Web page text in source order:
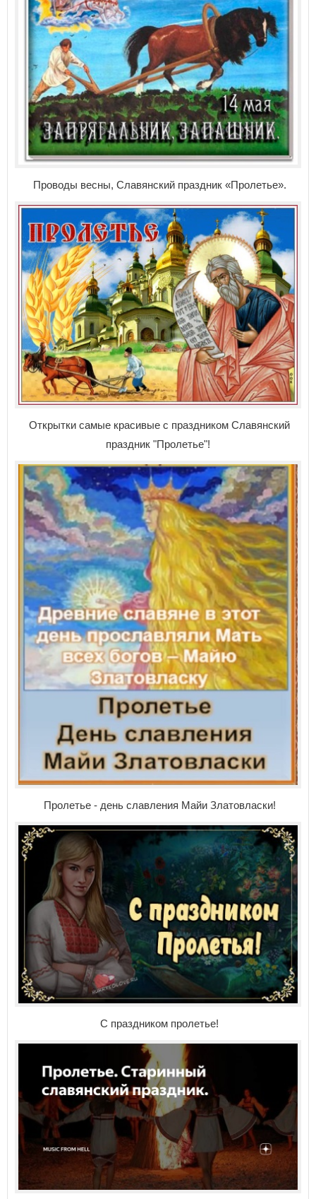
Проводы весны, Славянский праздник «Пролетье».
Открытки самые красивые с праздником Славянский
праздник "Пролетье"!
Пролетье - день славления Майи Златовласки!
С праздником пролетье!